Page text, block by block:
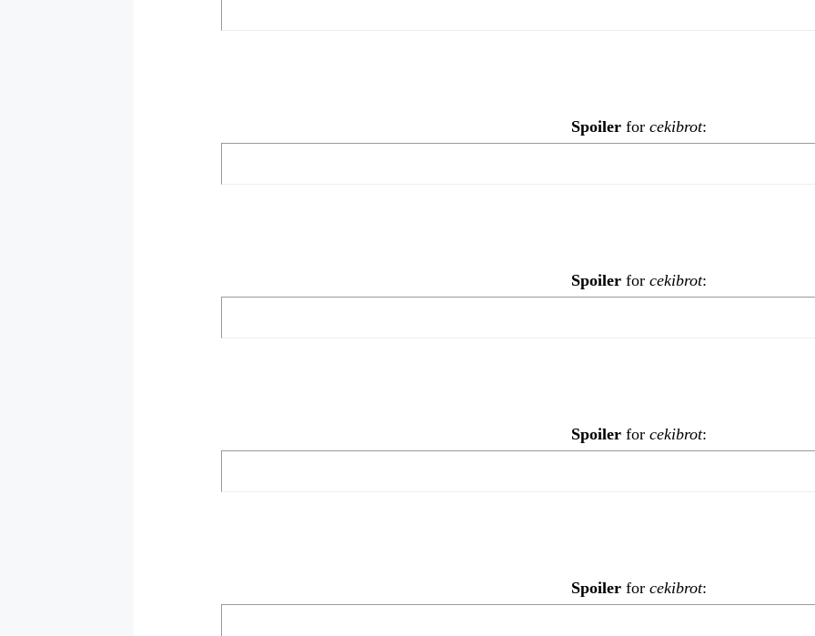
Spoiler for cekibrot:
Spoiler for cekibrot:
Spoiler for cekibrot:
Spoiler for cekibrot: